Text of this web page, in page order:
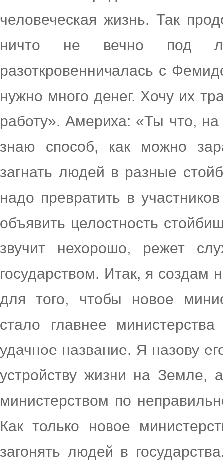
человеческая жизнь. Так
ничто не вечно под
разоткровенничалась с
нужно много денег. Хочу их
работу». Америха: «Ты что,
знаю способ, как можно
загнать людей в разные
надо превратить в
объявить целостность
звучит нехорошо, режет
государством. Итак, я создам
для того, чтобы новое
стало главнее
удачное название. Я назову
устройству жизни на Земле,
министерством по
Как только новое
загонять людей в